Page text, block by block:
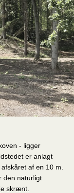
- ligger
er anlagt
af en 10 m.
den naturligt
skrænt.